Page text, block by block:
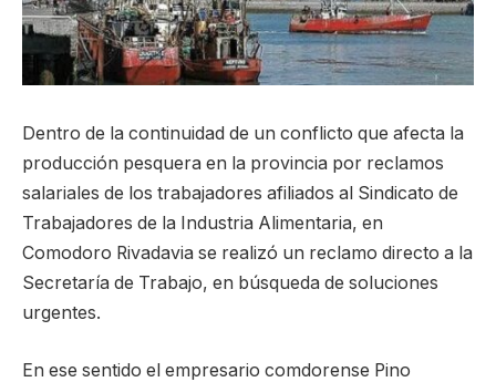
Dentro de la continuidad de un conflicto que afecta la
producción pesquera en la provincia por reclamos
salariales de los trabajadores afiliados al Sindicato de
Trabajadores de la Industria Alimentaria, en
Comodoro Rivadavia se realizó un reclamo directo a la
Secretaría de Trabajo, en búsqueda de soluciones
urgentes.
En ese sentido el empresario comdorense Pino